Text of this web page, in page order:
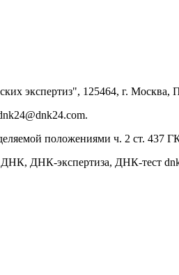
экспертиз", 125464, г.
положениями ч. 2 ст. 437
ДНК, ДНК-экспертиза, ДНК-тест